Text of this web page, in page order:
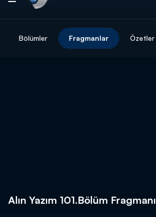
Bölümler Fragmanlar Özetler
Alın Yazım 101.Bölüm Fragmanı